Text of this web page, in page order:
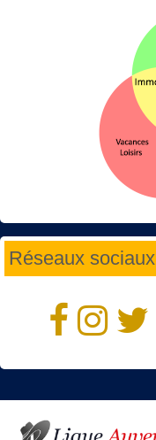
Réseaux sociaux